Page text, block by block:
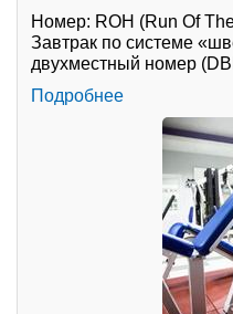
Номер: ROH (Run Of
Завтрак по системе
двухместный номер
Подробнее